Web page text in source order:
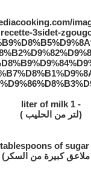
- 1 liter of milk
(لتر من الحليب )